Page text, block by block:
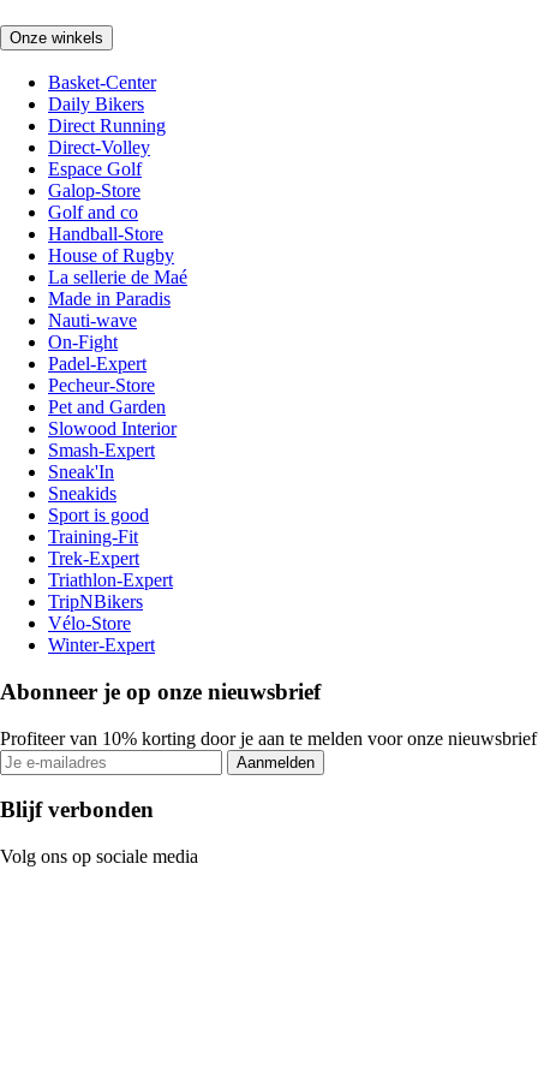
Onze winkels
Basket-Center
Daily Bikers
Direct Running
Direct-Volley
Espace Golf
Galop-Store
Golf and co
Handball-Store
House of Rugby
La sellerie de Maé
Made in Paradis
Nauti-wave
On-Fight
Padel-Expert
Pecheur-Store
Pet and Garden
Slowood Interior
Smash-Expert
Sneak'In
Sneakids
Sport is good
Training-Fit
Trek-Expert
Triathlon-Expert
TripNBikers
Vélo-Store
Winter-Expert
Abonneer je op onze nieuwsbrief
Profiteer van 10% korting door je aan te melden voor onze nieuwsbrief
Aanmelden
Blijf verbonden
Volg ons op sociale media